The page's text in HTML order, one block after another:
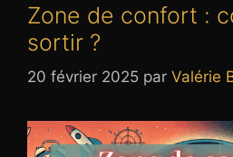
Zone de confort :
sortir ?
20 février 2025 par Valérie